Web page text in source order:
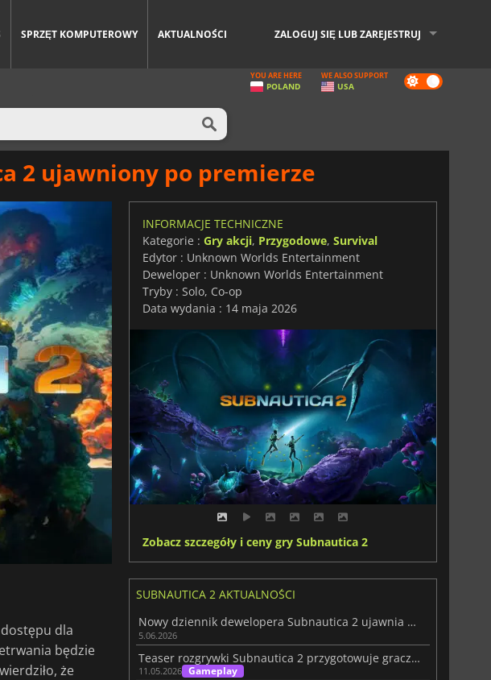
SPRZĘT KOMPUTEROWY AKTUALNOŚCI ZALOGUJ SIĘ LUB ZAREJESTRUJ
Dark
mode
YOU ARE HERE
POLAND
WE ALSO SUPPORT
USA
2 ujawniony po premierze
dla
będzie
że
INFORMACJE TECHNICZNE
Kategorie : Gry akcji, Przygodowe, Survival
Edytor : Unknown Worlds Entertainment
Deweloper : Unknown Worlds Entertainment
Tryby : Solo, Co-op
Data wydania : 14 maja 2026
Zobacz szczegóły i ceny gry Subnautica 2
SUBNAUTICA 2 AKTUALNOŚCI
Nowy dziennik dewelopera Subnautica 2 ujawnia mroczne zmiany
5.06.2026
Teaser rozgrywki Subnautica 2 przygotowuje graczy na premierę gry
11.05.2026 Gameplay